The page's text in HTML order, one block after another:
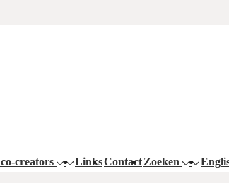
creators LinksContactZoeken